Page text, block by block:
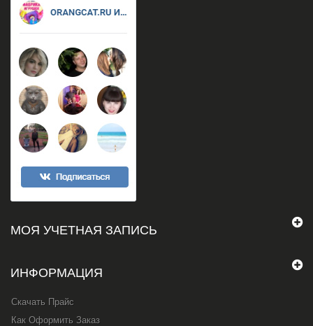
МОЯ УЧЕТНАЯ ЗАПИСЬ
ИНФОРМАЦИЯ
Скачать Прайс
Как Оформить Заказ